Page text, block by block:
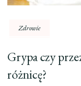
Zdrowie
Grypa czy
różnicę?